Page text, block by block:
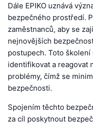
Dále EPIKO uznává
bezpečného prostředí.
zaměstnanců, aby se
nejnovějších
postupech. Toto
identifikovat a reagovat
problémy, čímž se
bezpečnosti.
Spojením těchto
za cíl poskytnout